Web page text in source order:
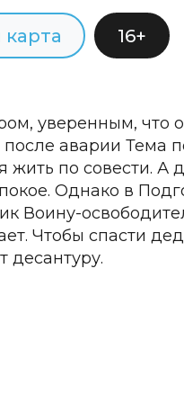
16+
уверенным, что
аварии Тема
жить по совести.
Однако в
Воину-
Чтобы спасти
десантуру.